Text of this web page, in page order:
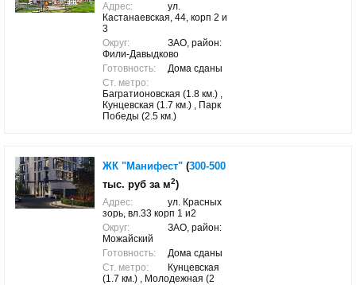
Адрес:
ул.
Кастанаевская, 44, корп 2 и
3
Округ:
ЗАО, район:
Фили-Давыдково
Готовность:
Дома сданы
Ст. метро:
Багратионовская (1.8 км.) ,
Кунцевская (1.7 км.) , Парк
Победы (2.5 км.)
ЖК "Манифест" (300-500
тыс. руб за м2)
Адрес:
ул. Красных
зорь, вл.33 корп 1 и2
Округ:
ЗАО, район:
Можайский
Готовность:
Дома сданы
Ст. метро:
Кунцевская
(1.7 км.) , Молодежная (2